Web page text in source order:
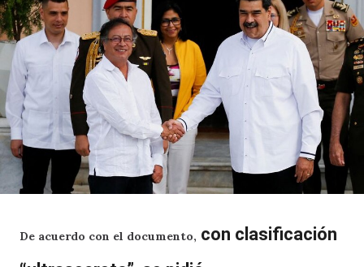
De acuerdo con el documento, con clasificación